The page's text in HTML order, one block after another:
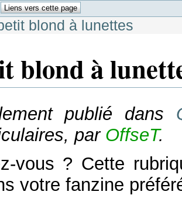
blond à lunettes
blond à
publié dans
par OffseT.
vous ? Cette
votre fanzine